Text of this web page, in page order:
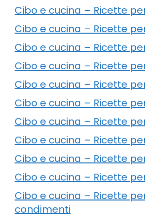
Cibo e cucina – Ricette
Cibo e cucina – Ricette
Cibo e cucina – Ricette
Cibo e cucina – Ricette
Cibo e cucina – Ricette
Cibo e cucina – Ricette
Cibo e cucina – Ricette
Cibo e cucina – Ricette
Cibo e cucina – Ricette
Cibo e cucina – Ricette
Cibo e cucina – Ricette
condimenti